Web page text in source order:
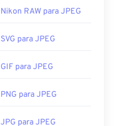
Nikon RAW para JPEG
SVG para JPEG
GIF para JPEG
PNG para JPEG
JPG para JPEG